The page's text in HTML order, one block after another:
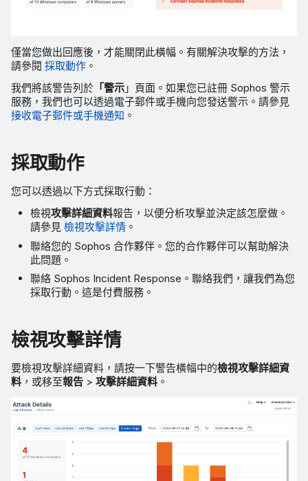
僅當您做出回應後，才能關閉此橫幅。有關解決攻擊的方法，
請參閱 採取動作 。
我們將該警告列於 「警示 」頁面。如果您已註冊 Sophos 警示
服務，我們也可以透過電子郵件或手機向您發送警示。請參見
接收電子郵件或手機通知 。
採取動作
您可以透過以下方式採取行動：
檢視攻擊詳細資料報告，以便分析攻擊並決定該怎麼做。
請參見檢視攻擊詳情 。
聯絡您的 Sophos 合作夥伴。您的合作夥伴可以幫助解決
此問題。
聯絡 Sophos Incident Response。聯絡我們，讓我們為您
採取行動。這是付費服務。
檢視攻擊詳情
要檢視攻擊詳細資料，請按一下警告橫幅中的檢視攻擊詳細資
料 ，或移至報告 > 攻擊詳細資料 。